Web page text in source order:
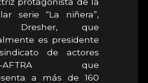
serie “La niñera”,
Dresher, que
es presidente
de actores
AFTRA que
a más de 160